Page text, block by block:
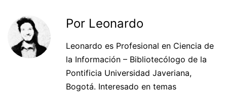
Por Leonardo
Leonardo es Profesional en Ciencia de
la Información – Bibliotecólogo de la
Pontificia Universidad Javeriana,
Bogotá. Interesado en temas